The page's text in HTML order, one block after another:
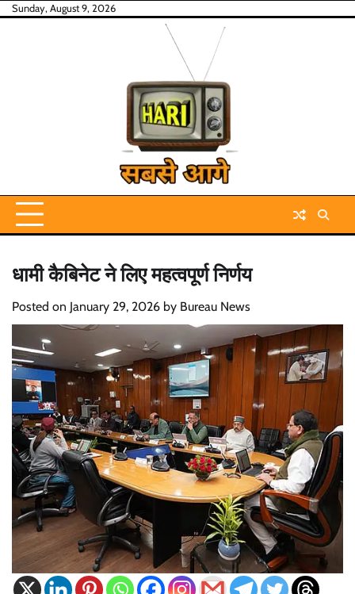
SkipSunday, August 9, 2026
धामी कैबिनेट ने लिए महत्वपूर्ण निर्णय
Posted on January 29, 2026 by Bureau News